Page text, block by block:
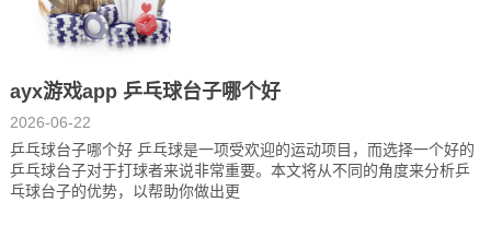
ayx游戏app 乒乓球台子哪个好
2026-06-22
乒乓球台子哪个好 乒乓球是一项受欢迎的运动项目，而选择一个好的
乒乓球台子对于打球者来说非常重要。本文将从不同的角度来分析乒
乓球台子的优势，以帮助你做出更